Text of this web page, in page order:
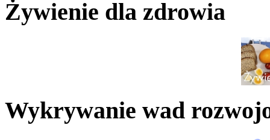
Żywienie dla zdrowia
Wykrywanie wad